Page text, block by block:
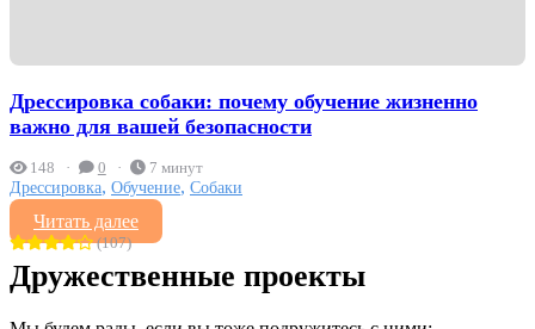
Дрессировка собаки: почему обучение жизненно
важно для вашей безопасности
148 0 7 минут
Дрессировка, Обучение, Собаки
Читать далее
(107)
Дружественные проекты